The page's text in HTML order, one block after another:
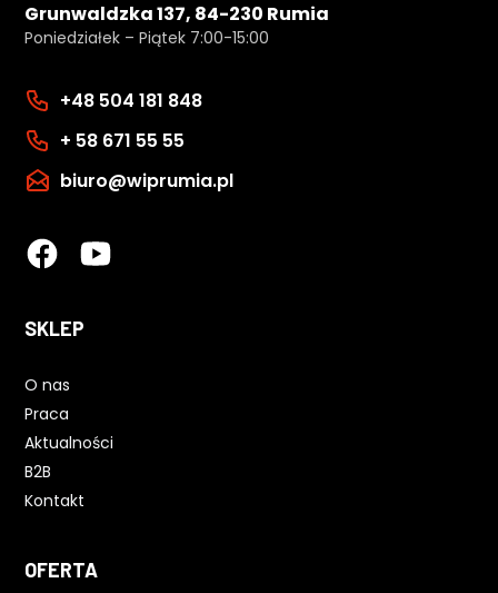
Grunwaldzka 137, 84-230 Rumia
Poniedziałek – Piątek 7:00-15:00
+48 504 181 848
+ 58 671 55 55
biuro@wiprumia.pl
SKLEP
O nas
Praca
Aktualności
B2B
Kontakt
OFERTA